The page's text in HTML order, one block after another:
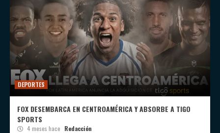
DEPORTES
FOX DESEMBARCA EN CENTROAMÉRICA Y ABSORBE A TIGO
SPORTS
4 meses hace Redacción